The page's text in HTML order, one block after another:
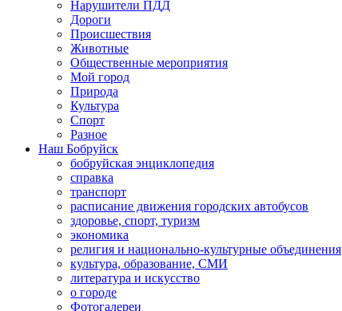
Нарушители ПДД
Дороги
Происшествия
Животные
Общественные мероприятия
Мой город
Природа
Культура
Спорт
Разное
Наш Бобруйск
бобруйская энциклопедия
справка
транспорт
расписание движения городских автобусов
здоровье, спорт, туризм
экономика
религия и национально-культурные объединения
культура, образование, СМИ
литература и искусство
о городе
Фотогалереи